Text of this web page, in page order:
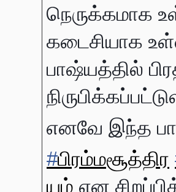
நெருக்கமாக
கடைசியாக
பாஷ்யத்தில்
எனவே இந்த
#பிரம்மசூத்திர
யம் என